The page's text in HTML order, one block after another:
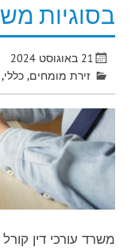
בסוגיות
21 באוגוסט 2024
זירת מומחים,כללי,
משרד עורכי דין